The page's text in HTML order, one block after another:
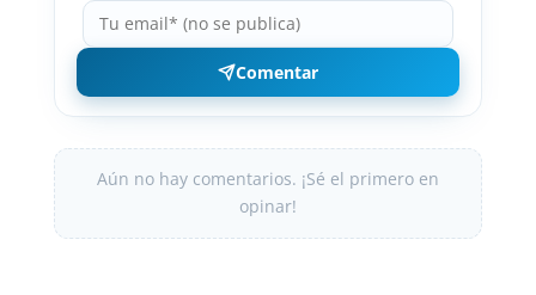
Comentar
Aún no hay comentarios. ¡Sé el primero en
opinar!